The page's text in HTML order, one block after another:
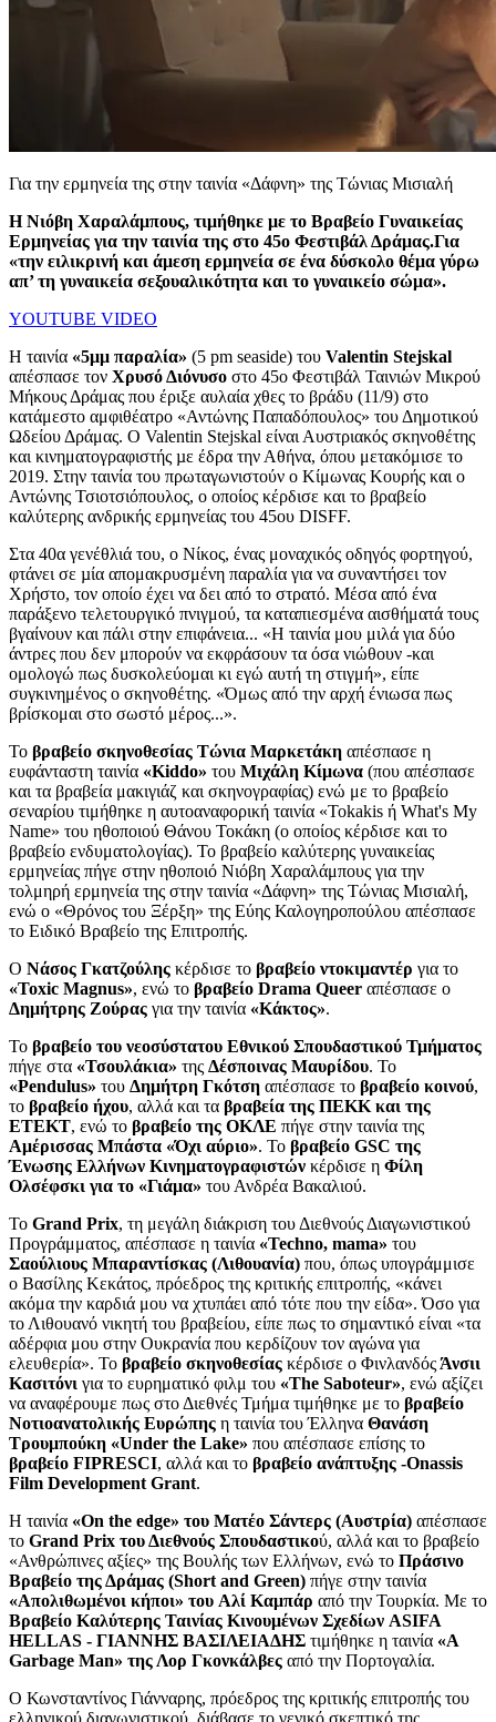
Για την ερμηνεία της στην ταινία «Δάφνη» της Τώνιας Μισιαλή
H Νιόβη Χαραλάμπους, τιμήθηκε με το Βραβείο Γυναικείας
Ερμηνείας για την ταινία της στο 45o Φεστιβάλ Δράμας.Για
«την ειλικρινή και άμεση ερμηνεία σε ένα δύσκολο θέμα γύρω
απ’ τη γυναικεία σεξουαλικότητα και το γυναικείο σώμα».
YOUTUBE VIDEO
Η ταινία «5μμ παραλία» (5 pm seaside) του Valentin Stejskal
απέσπασε τον Χρυσό Διόνυσο στο 45ο Φεστιβάλ Ταινιών Μικρού
Μήκους Δράμας που έριξε αυλαία χθες το βράδυ (11/9) στο
κατάμεστο αμφιθέατρο «Αντώνης Παπαδόπουλος» του Δημοτικού
Ωδείου Δράμας. O Valentin Stejskal είναι Αυστριακός σκηνοθέτης
και κινηματογραφιστής µε έδρα την Αθήνα, όπου μετακόμισε το
2019. Στην ταινία του πρωταγωνιστούν ο Κίμωνας Κουρής και ο
Αντώνης Τσιοτσιόπουλος, ο οποίος κέρδισε και το βραβείο
καλύτερης ανδρικής ερμηνείας του 45ου DISFF.
Στα 40α γενέθλιά του, ο Νίκος, ένας μοναχικός οδηγός φορτηγού,
φτάνει σε µία απομακρυσμένη παραλία για να συναντήσει τον
Χρήστο, τον οποίο έχει να δει από το στρατό. Μέσα από ένα
παράξενο τελετουργικό πνιγμού, τα καταπιεσμένα αισθήματά τους
βγαίνουν και πάλι στην επιφάνεια... «Η ταινία μου μιλά για δύο
άντρες που δεν μπορούν να εκφράσουν τα όσα νιώθουν -και
ομολογώ πως δυσκολεύομαι κι εγώ αυτή τη στιγμή», είπε
συγκινημένος ο σκηνοθέτης. «Όμως από την αρχή ένιωσα πως
βρίσκομαι στο σωστό μέρος...».
Το βραβείο σκηνοθεσίας Τώνια Μαρκετάκη απέσπασε η
ευφάνταστη ταινία «Kiddo» του Μιχάλη Κίμωνα (που απέσπασε
και τα βραβεία μακιγιάζ και σκηνογραφίας) ενώ με το βραβείο
σεναρίου τιμήθηκε η αυτοαναφορική ταινία «Tokakis ή What's My
Name» του ηθοποιού Θάνου Τοκάκη (ο οποίος κέρδισε και το
βραβείο ενδυματολογίας). Το βραβείο καλύτερης γυναικείας
ερμηνείας πήγε στην ηθοποιό Νιόβη Χαραλάμπους για την
τολμηρή ερμηνεία της στην ταινία «Δάφνη» της Τώνιας Μισιαλή,
ενώ ο «Θρόνος του Ξέρξη» της Εύης Καλογηροπούλου απέσπασε
το Ειδικό Βραβείο της Επιτροπής.
O Νάσος Γκατζούλης κέρδισε το βραβείο ντοκιμαντέρ για το
«Toxic Magnus», ενώ το βραβείο Drama Queer απέσπασε ο
Δημήτρης Ζούρας για την ταινία «Κάκτος».
Το βραβείο του νεοσύστατου Εθνικού Σπουδαστικού Τμήματος
πήγε στα «Τσουλάκια» της Δέσποινας Μαυρίδου. Το
«Pendulus» του Δημήτρη Γκότση απέσπασε το βραβείο κοινού,
το βραβείο ήχου, αλλά και τα βραβεία της ΠΕΚΚ και της
ΕΤΕΚΤ, ενώ το βραβείο της ΟΚΛΕ πήγε στην ταινία της
Αμέρισσας Μπάστα «Όχι αύριο». Το βραβείο GSC της
Ένωσης Ελλήνων Κινηματογραφιστών κέρδισε η Φίλη
Ολσέφσκι για το «Γιάμα» του Ανδρέα Βακαλιού.
Το Grand Prix, τη μεγάλη διάκριση του Διεθνούς Διαγωνιστικού
Προγράμματος, απέσπασε η ταινία «Techno, mama» του
Σαούλιους Μπαραντίσκας (Λιθουανία) που, όπως υπογράμμισε
ο Βασίλης Κεκάτος, πρόεδρος της κριτικής επιτροπής, «κάνει
ακόμα την καρδιά μου να χτυπάει από τότε που την είδα». Όσο για
το Λιθουανό νικητή του βραβείου, είπε πως το σημαντικό είναι «τα
αδέρφια μου στην Ουκρανία που κερδίζουν τον αγώνα για
ελευθερία». Το βραβείο σκηνοθεσίας κέρδισε ο ΦινλανδόςΆνσιι
Κασιτόνι για το ευρηματικό φιλμ του «The Saboteur», ενώ αξίζει
να αναφέρουμε πως στο Διεθνές Τμήμα τιμήθηκε με το βραβείο
Νοτιοανατολικής Ευρώπης η ταινία του Έλληνα Θανάση
Τρουμπούκη «Under the Lake» που απέσπασε επίσης το
βραβείο FIPRESCI, αλλά και το βραβείο ανάπτυξης -Onassis
Film Development Grant.
Η ταινία «On the edge» του Ματέο Σάντερς (Αυστρία) απέσπασε
το Grand Prix του Διεθνούς Σπουδαστικού, αλλά και το βραβείο
«Ανθρώπινες αξίες» της Βουλής των Ελλήνων, ενώ το Πράσινο
Βραβείο της Δράμας (Short and Green) πήγε στην ταινία
«Απολιθωμένοι κήποι» του Aλί Καμπάρ από την Τουρκία. Με το
Βραβείο Καλύτερης Ταινίας Κινουμένων Σχεδίων ASIFA
HELLAS - ΓΙΑΝΝΗΣ ΒΑΣΙΛΕΙΑΔΗΣ τιμήθηκε η ταινία «A
Garbage Man» της Λορ Γκονκάλβες από την Πορτογαλία.
Ο Κωνσταντίνος Γιάνναρης, πρόεδρος της κριτικής επιτροπής του
ελληνικού διαγωνιστικού, διάβασε το γενικό σκεπτικό της